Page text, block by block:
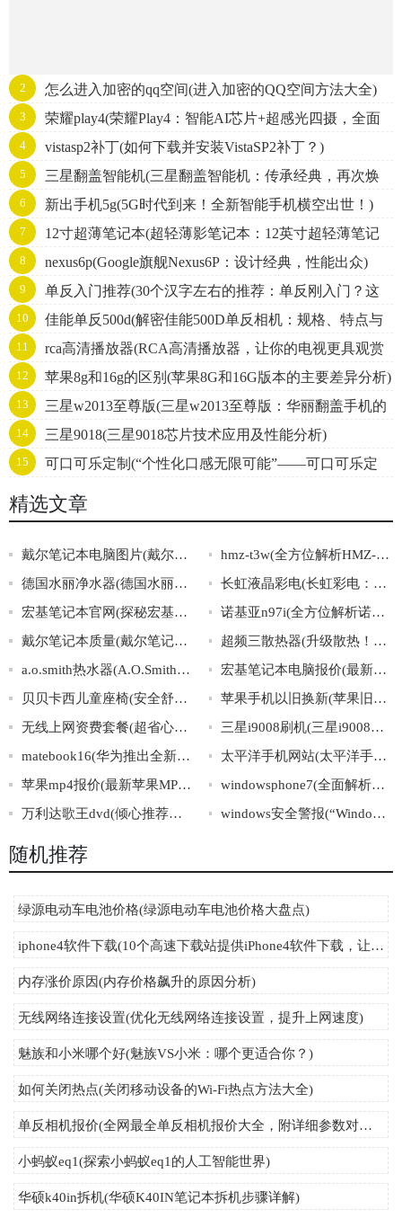
2 怎么进入加密的qq空间(进入加密的QQ空间方法大全)
3
荣耀play4(荣耀Play4：智能AI芯片+超感光四摄，全面
屏续航新飞跃！)
4 vistasp2补丁(如何下载并安装VistaSP2补丁？)
5
三星翻盖智能机(三星翻盖智能机：传承经典，再次焕
发风采)
6 新出手机5g(5G时代到来！全新智能手机横空出世！)
7
12寸超薄笔记本(超轻薄影笔记本：12英寸超轻薄笔记
本电脑推荐)
8 nexus6p(Google旗舰Nexus6P：设计经典，性能出众)
9
单反入门推荐(30个汉字左右的推荐：单反刚入门？这
些数码单反推荐让你轻松拍出专业级照片)
10
佳能单反500d(解密佳能500D单反相机：规格、特点与
使用技巧详解)
11
rca高清播放器(RCA高清播放器，让你的电视更具观赏
价值)
12 苹果8g和16g的区别(苹果8G和16G版本的主要差异分析)
13
三星w2013至尊版(三星w2013至尊版：华丽翻盖手机的
终极演绎)
14 三星9018(三星9018芯片技术应用及性能分析)
15
可口可乐定制(“个性化口感无限可能”——可口可乐定
制)
精选文章
戴尔笔记本电脑图片(戴尔笔记本电脑图片大全，迅速选购！)
hmz-t3w(全方位解析HMZ-T3W高清头戴式显示设备)
德国水丽净水器(德国水丽净水器：高品质净水设备的理想选择)
长虹液晶彩电(长虹彩电：智能科技带来无限娱乐享受)
宏基笔记本官网(探秘宏基笔记本官网：产品展示、技术支持与购买攻略)
诺基亚n97i(全方位解析诺基亚N97i)
戴尔笔记本质量(戴尔笔记本质量如何？)
超频三散热器(升级散热！超频三打造高效静音方案)
a.o.smith热水器(A.O.Smith热水器的全面解读-选购、维修、使用攻略全掌握)
宏基笔记本电脑报价(最新宏基笔记本电脑价格查询)
贝贝卡西儿童座椅(安全舒适的贝贝卡西儿童座椅，让孩子坐享舒适旅程)
苹果手机以旧换新(苹果旧换新：享优惠，再战新机！)
无线上网资费套餐(超省心的无线上网套餐推荐)
三星i9008刷机(三星i9008手机刷机教程大全)
matebook16(华为推出全新Matebook16，领略超级性能之美！)
太平洋手机网站(太平洋手机网站：手机数码信息第一站)
苹果mp4报价(最新苹果MP4报价一览)
windowsphone7(全面解析WindowsPhone7系统)
万利达歌王dvd(倾心推荐：万利达歌王dvd，开启唱响时代！)
windows安全警报(“Windows安全警报”如何应对？30秒快速解决方案！)
随机推荐
绿源电动车电池价格(绿源电动车电池价格大盘点)
iphone4软件下载(10个高速下载站提供iPhone4软件下载，让你快速拥有更多应用！)
内存涨价原因(内存价格飙升的原因分析)
无线网络连接设置(优化无线网络连接设置，提升上网速度)
魅族和小米哪个好(魅族VS小米：哪个更适合你？)
如何关闭热点(关闭移动设备的Wi-Fi热点方法大全)
单反相机报价(全网最全单反相机报价大全，附详细参数对比及购买指南！)
小蚂蚁eq1(探索小蚂蚁eq1的人工智能世界)
华硕k40in拆机(华硕K40IN笔记本拆机步骤详解)